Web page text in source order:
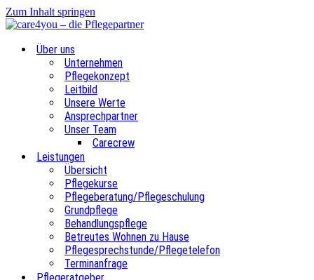
Zum Inhalt springen
Über uns
Unternehmen
Pflegekonzept
Leitbild
Unsere Werte
Ansprechpartner
Unser Team
Carecrew
Leistungen
Übersicht
Pflegekurse
Pflegeberatung/Pflegeschulung
Grundpflege
Behandlungspflege
Betreutes Wohnen zu Hause
Pflegesprechstunde/Pflegetelefon
Terminanfrage